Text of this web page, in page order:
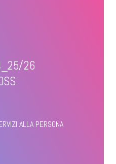
26
ALLA PERSONA